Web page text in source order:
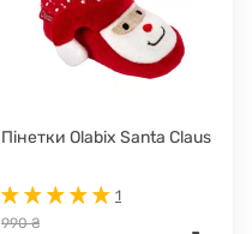
Пінетки Olabix Santa Claus
1
990 ₴